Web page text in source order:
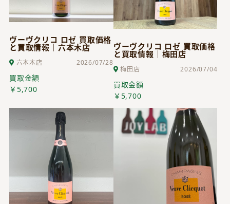
ヴーヴクリコ ロゼ 買取価格
と買取情報｜六本木店
六本木店 2026/07/28
買取金額
￥5,700
ヴーヴクリコ ロゼ 買取価格
と買取情報｜梅田店
梅田店 2026/07/04
買取金額
￥5,700